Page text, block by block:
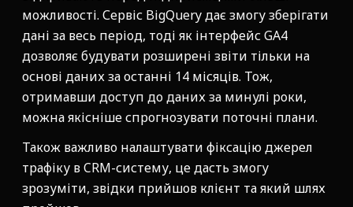
можливості. Сервіс BigQuery дає змогу зберігати
дані за весь період, тоді як інтерфейс GA4
дозволяє будувати розширені звіти тільки на
основі даних за останні 14 місяців. Тож,
отримавши доступ до даних за минулі роки,
можна якісніше спрогнозувати поточні плани.
Також важливо налаштувати фіксацію джерел
трафіку в CRM-систему, це дасть змогу
зрозуміти, звідки прийшов клієнт та який шлях